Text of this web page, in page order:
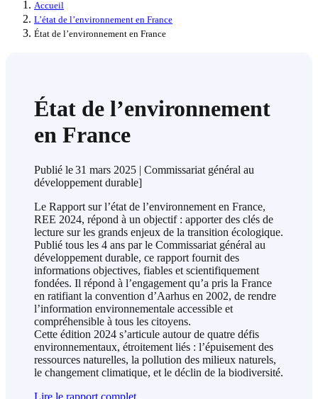
Accueil
L’état de l’environnement en France
État de l’environnement en France
État de l’environnement
en France
Publié le31 mars 2025 | Commissariat général au
développement durable]
Le Rapport sur l’état de l’environnement en France,
REE 2024, répond à un objectif : apporter des clés de
lecture sur les grands enjeux de la transition écologique.
Publié tous les 4 ans par le Commissariat général au
développement durable, ce rapport fournit des
informations objectives, fiables et scientifiquement
fondées. Il répond à l’engagement qu’a pris la France
en ratifiant la convention d’Aarhus en 2002, de rendre
l’information environnementale accessible et
compréhensible à tous les citoyens.
Cette édition 2024 s’articule autour de quatre défis
environnementaux, étroitement liés : l’épuisement des
ressources naturelles, la pollution des milieux naturels,
le changement climatique, et le déclin de la biodiversité.
Lire le rapport complet